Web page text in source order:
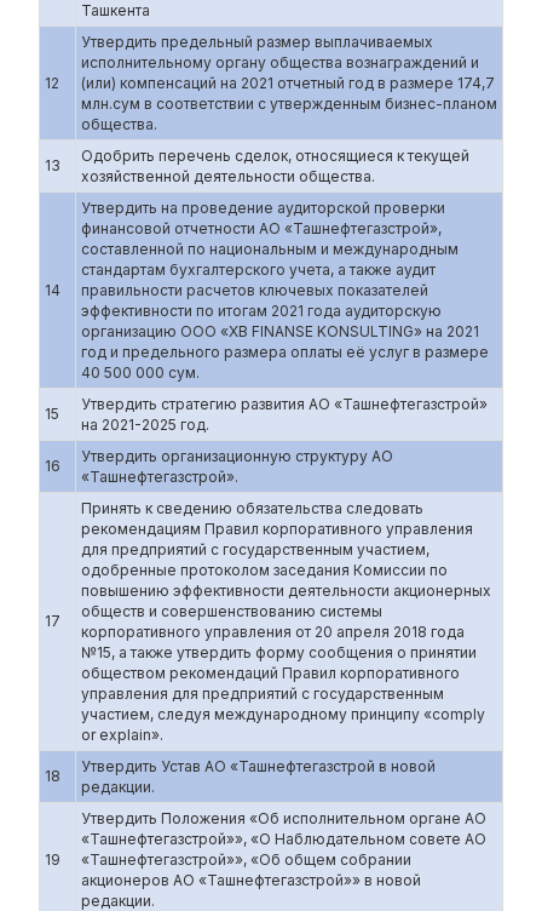
Ташкента
12
Утвердить предельный размер выплачиваемых
исполнительному органу общества вознаграждений и
(или) компенсаций на 2021 отчетный год в размере 174,7
млн.сум в соответствии с утвержденным бизнес-планом
общества.
13
Одобрить перечень сделок, относящиеся к текущей
хозяйственной деятельности общества.
14
Утвердить на проведение аудиторской проверки
финансовой отчетности АО «Ташнефтегазстрой»,
составленной по национальным и международным
стандартам бухгалтерского учета, а также аудит
правильности расчетов ключевых показателей
эффективности по итогам 2021 года аудиторскую
организацию ООО «XB FINANSE KONSULTING» на 2021
год и предельного размера оплаты её услуг в размере
40 500 000 сум.
15
Утвердить стратегию развития АО «Ташнефтегазстрой»
на 2021-2025 год.
16
Утвердить организационную структуру АО
«Ташнефтегазстрой».
17
Принять к сведению обязательства следовать
рекомендациям Правил корпоративного управления
для предприятий с государственным участием,
одобренные протоколом заседания Комиссии по
повышению эффективности деятельности акционерных
обществ и совершенствованию системы
корпоративного управления от 20 апреля 2018 года
№15, а также утвердить форму сообщения о принятии
обществом рекомендаций Правил корпоративного
управления для предприятий с государственным
участием, следуя международному принципу «comply
or explain».
18
Утвердить Устав АО «Ташнефтегазстрой в новой
редакции.
19
Утвердить Положения «Об исполнительном органе АО
«Ташнефтегазстрой»», «О Наблюдательном совете АО
«Ташнефтегазстрой»», «Об общем собрании
акционеров АО «Ташнефтегазстрой»» в новой
редакции.